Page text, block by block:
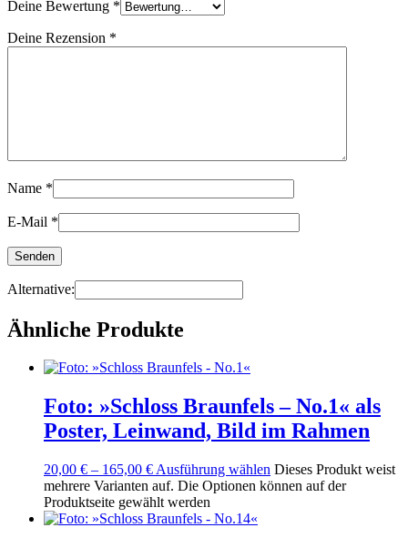
Deine Bewertung *
Deine Rezension *
Name *
E-Mail *
Alternative:
Ähnliche Produkte
Foto: »Schloss Braunfels – No.1« als
Poster, Leinwand, Bild im Rahmen
20,00 € – 165,00 € Ausführung wählen Dieses Produkt weist
mehrere Varianten auf. Die Optionen können auf der
Produktseite gewählt werden